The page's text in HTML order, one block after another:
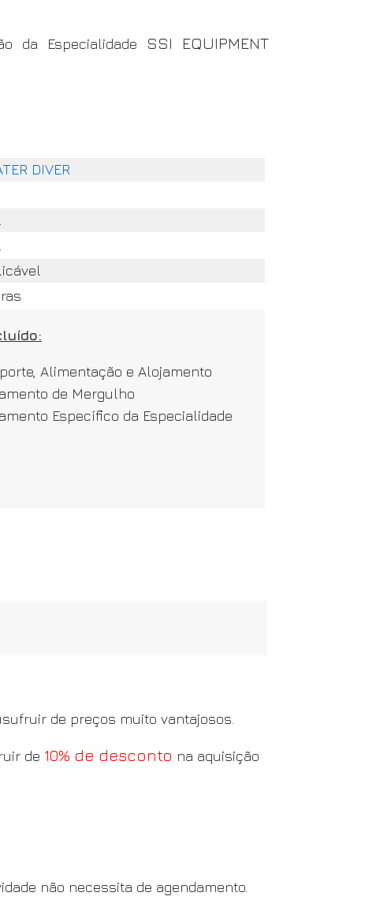
da Especialidade SSI EQUIPMENT
DIVER
Alimentação e Alojamento
de Mergulho
Específico da Especialidade
de preços muito vantajosos.
de 10% de desconto na aquisição
não necessita de agendamento.